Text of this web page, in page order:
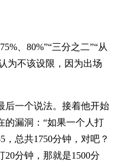
、80%”“三分之二”“从
为不该设限，因为出场
后一个说法。接着他开始
的漏洞：“如果一个人打
，总共1750分钟，对吧？
分钟，那就是1500分